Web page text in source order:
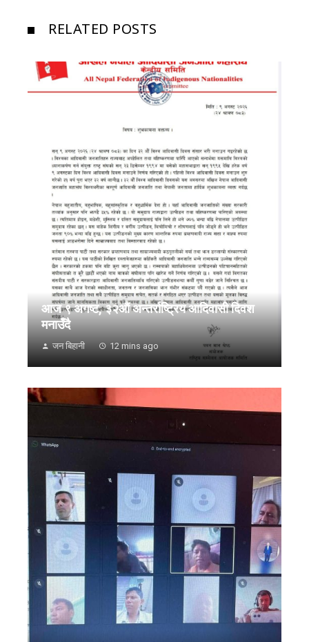
RELATED POSTS
आज ९ अगष्ट, ३२औं अन्तर्राष्ट्रिय आदिवासी दिवश
मनाउँदै
जन बिहानी 12 mins ago